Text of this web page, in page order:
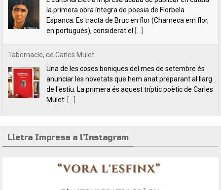
de l'estiu. La primera és aquest tríptic poètic de Carles
Mulet:[...]
Lletra Impresa aposta per la poesia en clau feminista amb motiu
del 8 de Març
L’editorial Lletra Impresa Edicions acaba de publicar
dos títols de poesia que aposten, clarament i sense
fissures, per autores feministes. D’una banda, han
tret a la llum editorial el poemari
Lletra Impresa a l’Instagram